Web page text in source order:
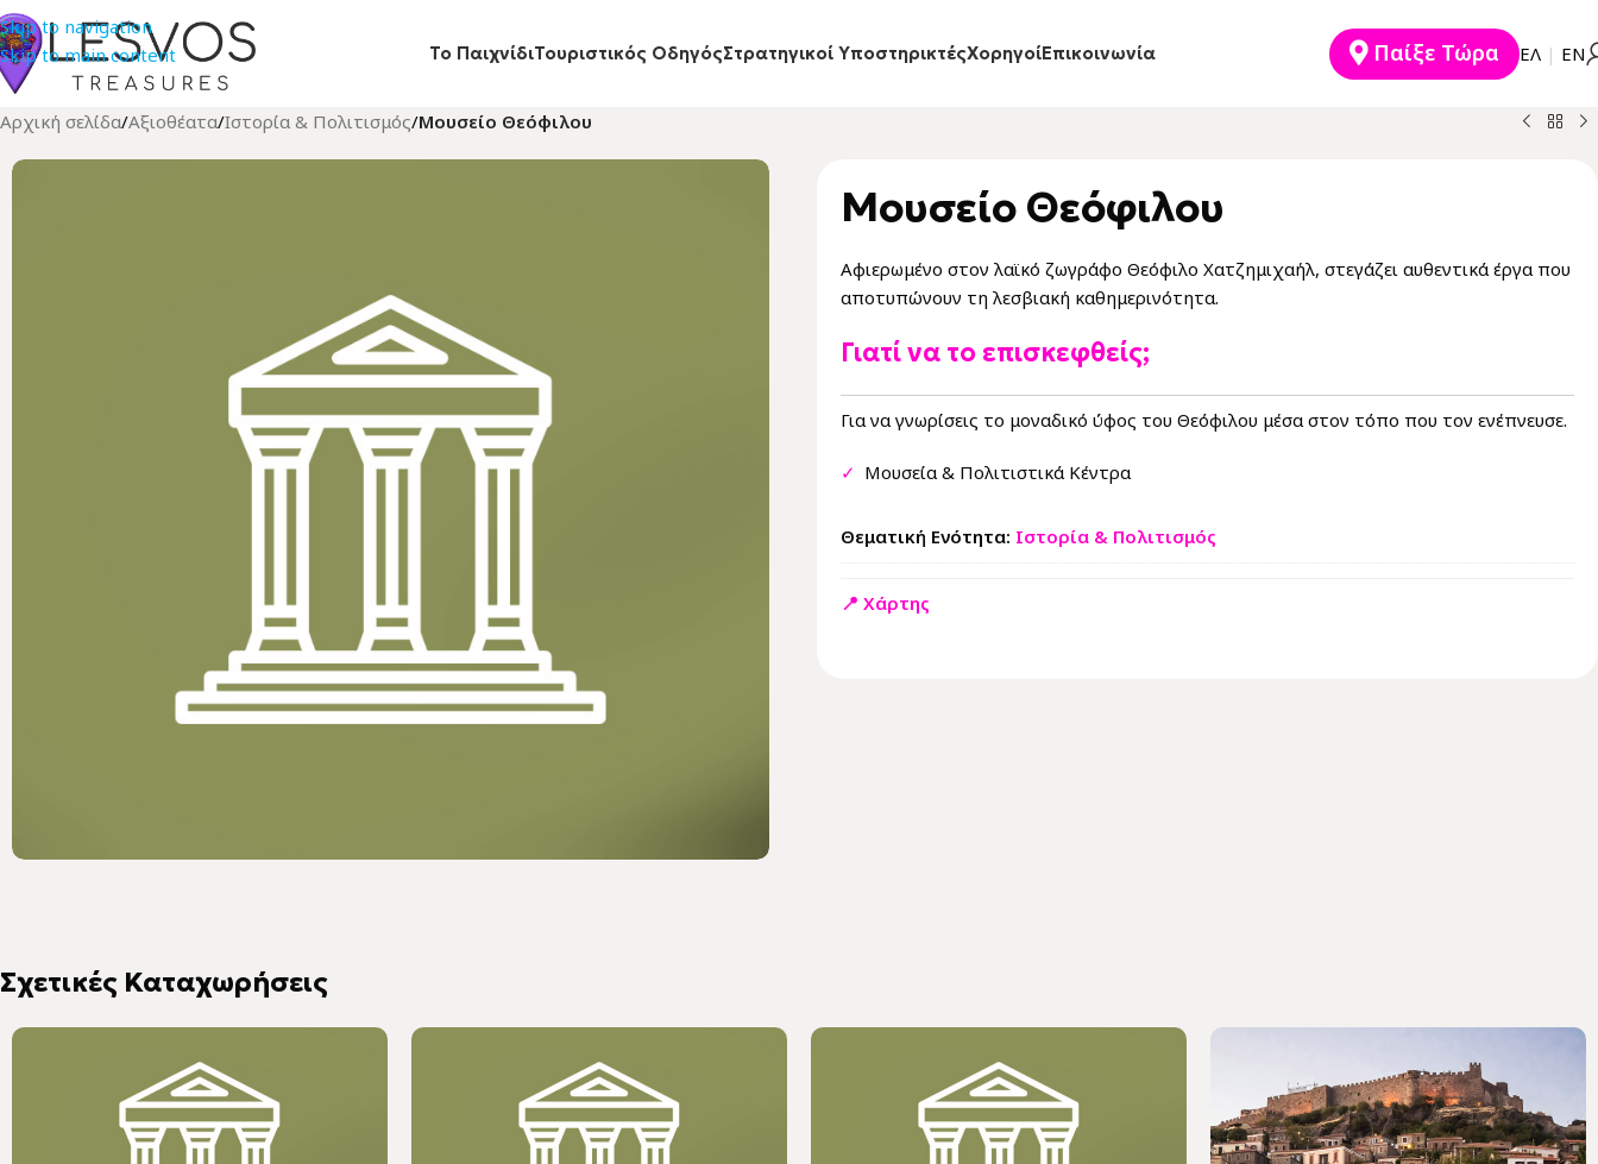
Skip to navigation
Skip to main content
Το ΠαιχνίδιΤουριστικός ΟδηγόςΣτρατηγικοί ΥποστηρικτέςXορηγοίEπικοινωνία Παίξε Τώρα EΛ | ΕΝ
Αρχική σελίδα/Αξιοθέατα/Ιστορία & Πολιτισμός/Μουσείο Θεόφιλου
Μουσείο Θεόφιλου
Αφιερωμένο στον λαϊκό ζωγράφο Θεόφιλο Χατζημιχαήλ, στεγάζει αυθεντικά έργα που
αποτυπώνουν τη λεσβιακή καθημερινότητα.
Γιατί να το επισκεφθείς;
Για να γνωρίσεις το μοναδικό ύφος του Θεόφιλου μέσα στον τόπο που τον ενέπνευσε.
✓ Μουσεία & Πολιτιστικά Κέντρα
Θεματική Ενότητα: Ιστορία & Πολιτισμός
📍 Χάρτης